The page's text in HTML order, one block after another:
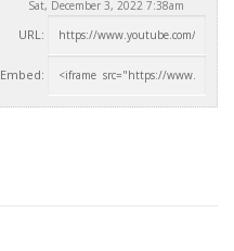
Sat, December 3, 2022 7:38am
URL:
Embed: